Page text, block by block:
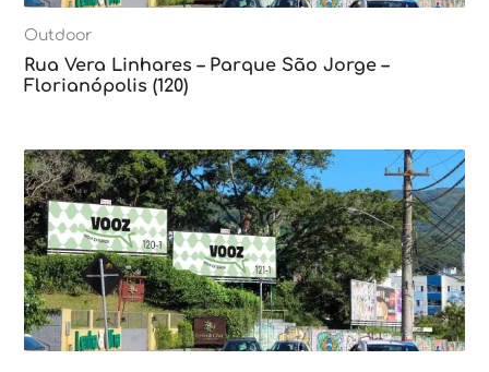
Outdoor
Rua Vera Linhares – Parque São Jorge –
Florianópolis (120)